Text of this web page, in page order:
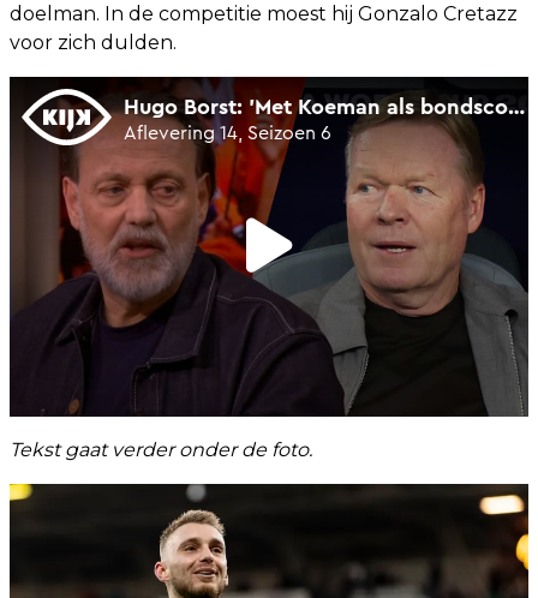
doelman. In de competitie moest hij Gonzalo Cretazz
voor zich dulden.
Tekst gaat verder onder de foto.